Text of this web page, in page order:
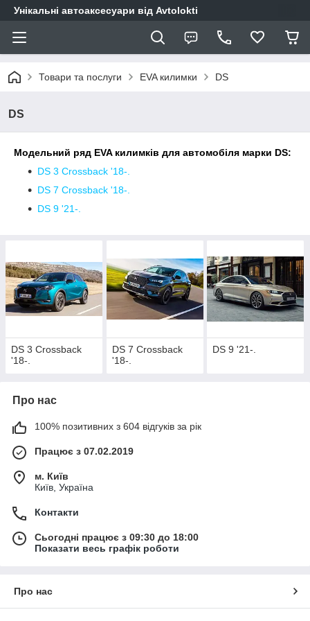
Унікальні автоаксесуари від Avtolokti
Товари та послуги EVA килимки DS
DS
Модельний ряд EVA килимків для автомобіля марки DS:
DS 3 Crossback '18-.
DS 7 Crossback '18-.
DS 9 '21-.
DS 3 Crossback
'18-.
DS 7 Crossback
'18-.
DS 9 '21-.
Про нас
100% позитивних з 604 відгуків за рік
Працює з 07.02.2019
м. Київ
Київ, Україна
Контакти
Сьогодні працює з 09:30 до 18:00
Показати весь графік роботи
Про нас